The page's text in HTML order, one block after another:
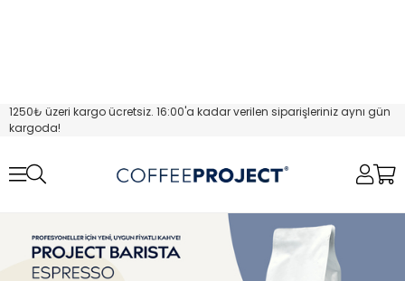
1250₺ üzeri kargo ücretsiz. 16:00'a kadar verilen siparişleriniz aynı gün
kargoda!